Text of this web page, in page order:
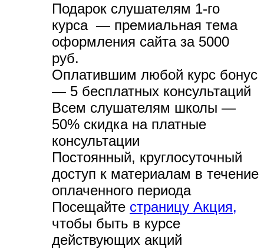
Подарок слушателям 1-го
курса — премиальная тема
оформления сайта за 5000
руб.
Оплатившим любой курс бонус
— 5 бесплатных консультаций
Всем слушателям школы —
50% скидка на платные
консультации
Постоянный, круглосуточный
доступ к материалам в течение
оплаченного периода
Посещайте страницу Акция,
чтобы быть в курсе
действующих акций